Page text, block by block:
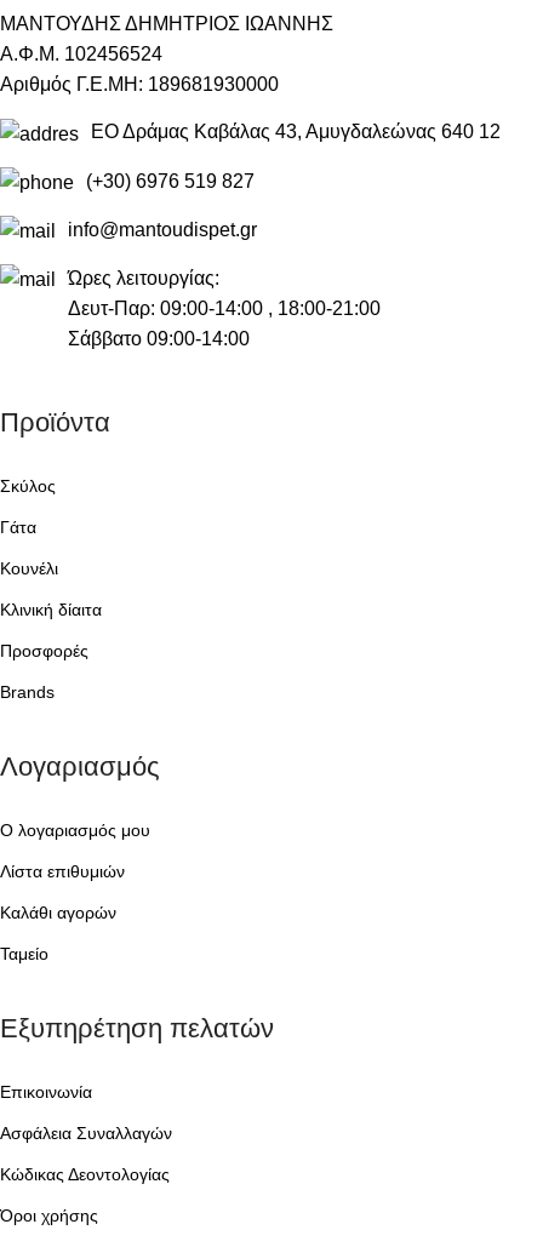
ΜΑΝΤΟΥΔΗΣ ΔΗΜΗΤΡΙΟΣ ΙΩΑΝΝΗΣ
Α.Φ.Μ. 102456524
Αριθμός Γ.Ε.ΜΗ: 189681930000
ΕΟ Δράμας Καβάλας 43, Αμυγδαλεώνας 640 12
(+30) 6976 519 827
info@mantoudispet.gr
Ώρες λειτουργίας:
Δευτ-Παρ: 09:00-14:00 , 18:00-21:00
Σάββατο 09:00-14:00
Προϊόντα
Σκύλος
Γάτα
Κουνέλι
Κλινική δίαιτα
Προσφορές
Brands
Λογαριασμός
Ο λογαριασμός μου
Λίστα επιθυμιών
Καλάθι αγορών
Ταμείο
Εξυπηρέτηση πελατών
Επικοινωνία
Ασφάλεια Συναλλαγών
Κώδικας Δεοντολογίας
Όροι χρήσης